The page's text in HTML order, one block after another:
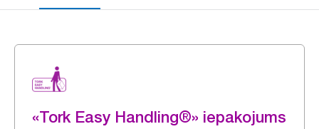
«Tork Easy Handling®» iepakojums